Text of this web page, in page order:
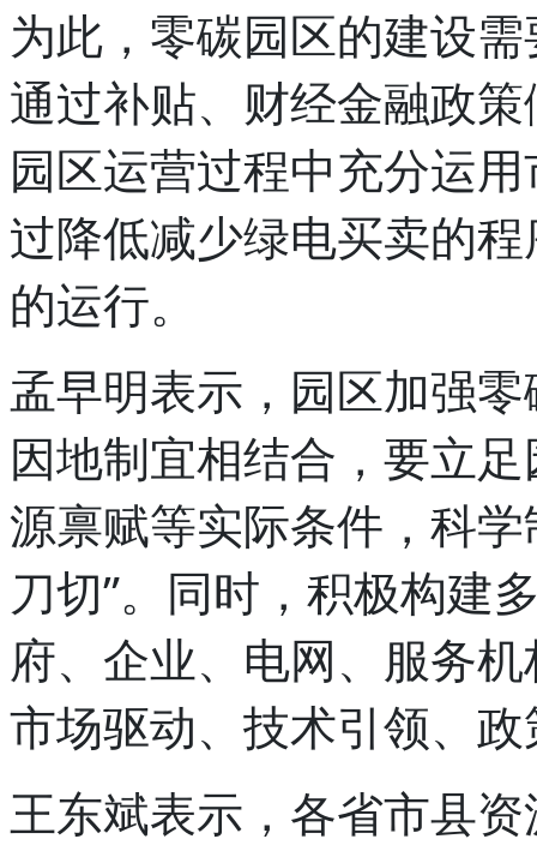
为此，零碳园区的建设
通过补贴、财经金融政
园区运营过程中充分运
过降低减少绿电买卖的
的运行。
孟早明表示，园区加强
因地制宜相结合，要立
源禀赋等实际条件，科
刀切”。同时，积极构建
府、企业、电网、服务
市场驱动、技术引领、
王东斌表示，各省市县